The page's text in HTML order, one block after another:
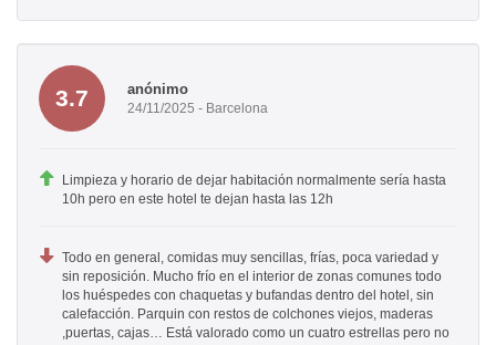
3.7 anónimo
24/11/2025 - Barcelona
Limpieza y horario de dejar habitación normalmente sería hasta
10h pero en este hotel te dejan hasta las 12h
Todo en general, comidas muy sencillas, frías, poca variedad y
sin reposición. Mucho frío en el interior de zonas comunes todo
los huéspedes con chaquetas y bufandas dentro del hotel, sin
calefacción. Parquin con restos de colchones viejos, maderas
,puertas, cajas… Está valorado como un cuatro estrellas pero no